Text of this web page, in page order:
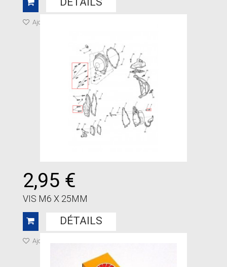
Ajouter à ma liste de cadeaux
2,95 €
VIS M6 X 25MM
DÉTAILS
Ajouter à ma liste de cadeaux